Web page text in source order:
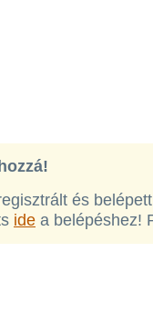
és
ide a belépéshez!